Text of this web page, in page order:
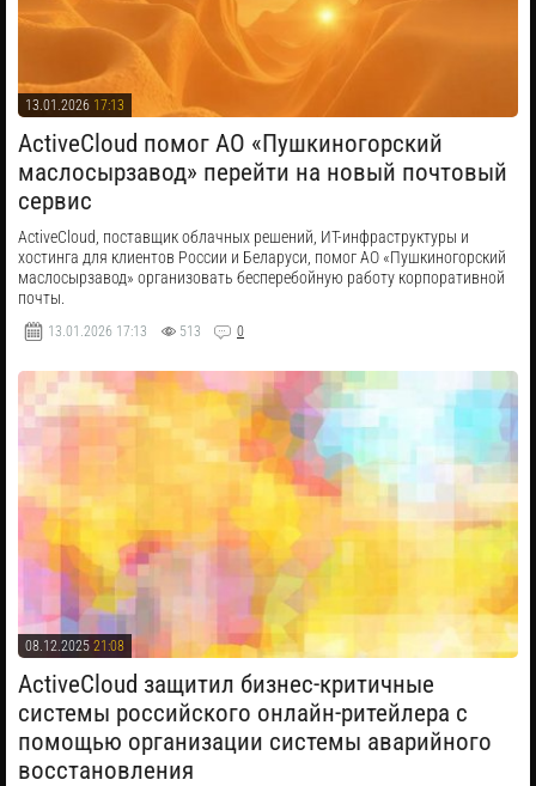
13.01.2026 17:13
​ActiveCloud помог АО «Пушкиногорский
маслосырзавод» перейти на новый почтовый
сервис
ActiveCloud, поставщик облачных решений, ИТ-инфраструктуры и
хостинга для клиентов России и Беларуси, помог АО «Пушкиногорский
маслосырзавод» организовать бесперебойную работу корпоративной
почты.
13.01.2026 17:13 513 0
08.12.2025 21:08
​ActiveCloud защитил бизнес-критичные
системы российского онлайн-ритейлера с
помощью организации системы аварийного
восстановления